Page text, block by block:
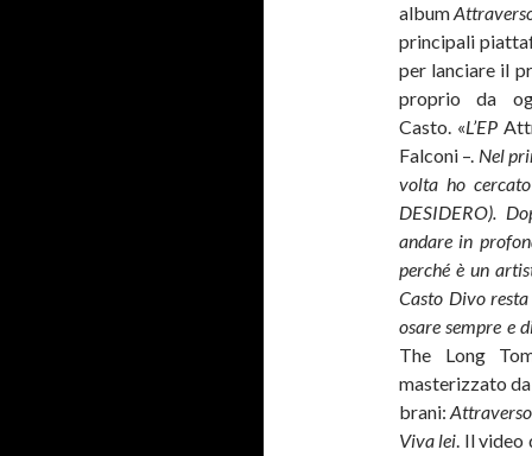
album
principali
per lanciare il
proprio da
Casto. «L’EP
Falconi –. Nel
volta ho
DESIDERO).
andare in
perché è un
Casto Divo
osare sempre e
The Long
masterizzato
brani:Attraverso
Viva lei. Il video